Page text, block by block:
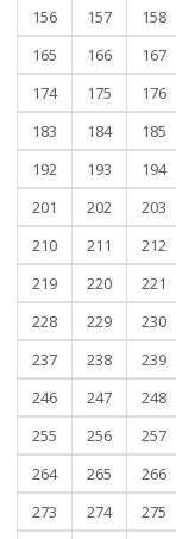
156 157 158
165
166 167
174
175 176
183
184 185
192
193 194
201
202 203
210
211 212
219
220 221
228
229 230
237
238 239
246
247 248
255
256 257
264
265 266
273
274 275